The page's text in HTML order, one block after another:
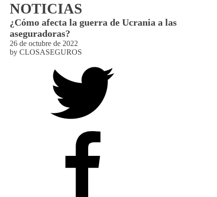
NOTICIAS
¿Cómo afecta la guerra de Ucrania a las
aseguradoras?
26 de octubre de 2022
by CLOSASEGUROS